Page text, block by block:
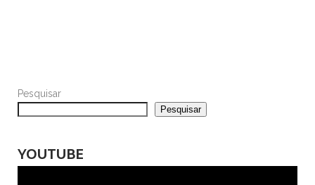
Pesquisar
Pesquisar
YOUTUBE